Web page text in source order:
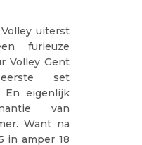
uiterst
furieuze
Volley Gent
set
En eigenlijk
van
Want na
in amper 18